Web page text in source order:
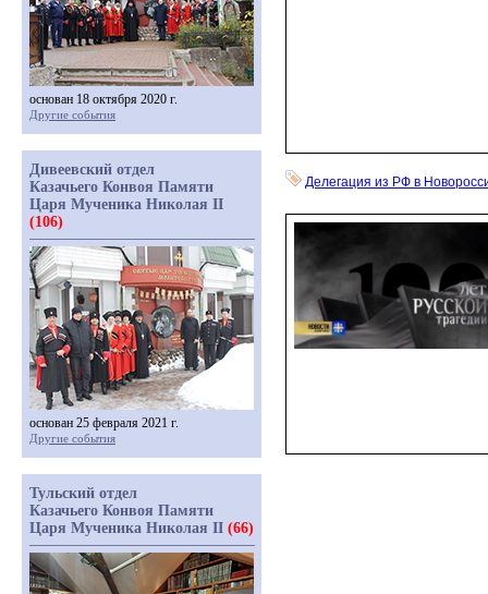
Делегация из РФ в
основан 18 октября 2020 г.
Другие события
Дивеевский отдел
Казачьего Конвоя Памяти
Царя Мученика Николая II
(106)
основан 25 февраля 2021 г.
Другие события
Тульский отдел
Казачьего Конвоя Памяти
Царя Мученика Николая II (66)